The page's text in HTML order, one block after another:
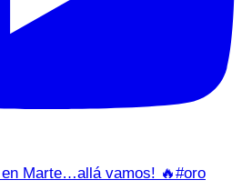
Marte…allá vamos! 🔥#oro